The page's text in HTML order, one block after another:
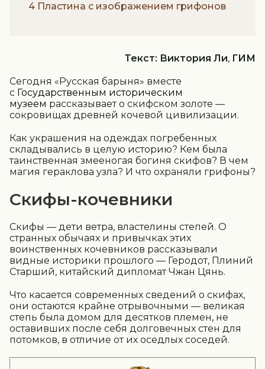
4 Пластина с изображением грифонов
Текст: Виктория Ли, ГИМ
Сегодня «Русская барыня» вместе
с Государственным историческим
музеем рассказывает о скифском золоте —
сокровищах древней кочевой цивилизации.
Как украшения на одеждах погребенных
складывались в целую историю? Кем была
таинственная змееногая богиня скифов? В чем
магия гераклова узла? И что охраняли грифоны?
Скифы-кочевники
Скифы — дети ветра, властелины степей. О
странных обычаях и привычках этих
воинственных кочевников рассказывали
видные историки прошлого — Геродот, Плиний
Старший, китайский дипломат Чжан Цянь.
Что касается современных сведений о скифах,
они остаются крайне отрывочными — великая
степь была домом для десятков племен, не
оставивших после себя долговечных стен для
потомков, в отличие от их оседлых соседей.